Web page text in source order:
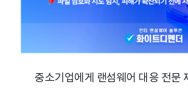
중소기업에게 랜섬웨어 대응 전문